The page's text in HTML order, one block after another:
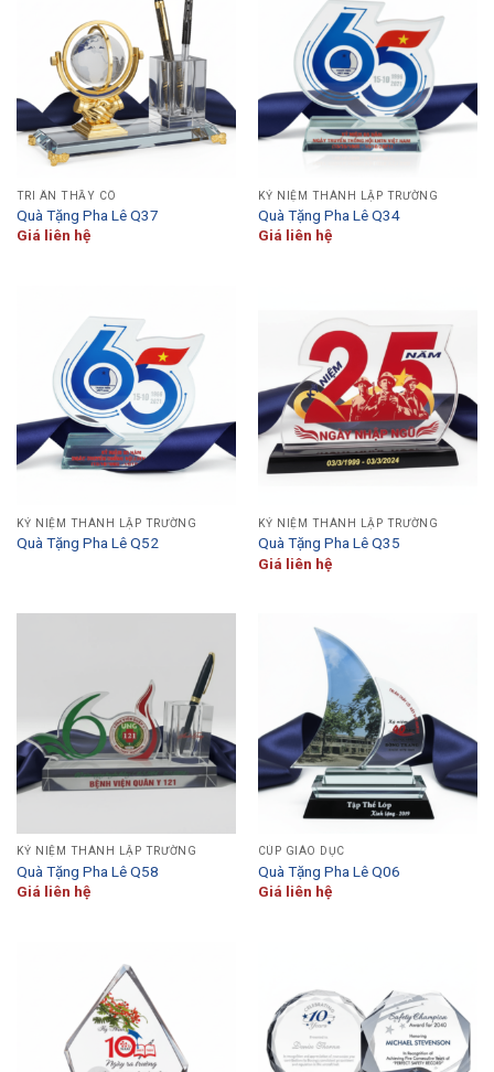
TRI ÂN THẦY CÔ
Quà Tặng Pha Lê Q37
Giá liên hệ
KỶ NIỆM THÀNH LẬP TRƯỜNG
Quà Tặng Pha Lê Q34
Giá liên hệ
KỶ NIỆM THÀNH LẬP TRƯỜNG
Quà Tặng Pha Lê Q52
KỶ NIỆM THÀNH LẬP TRƯỜNG
Quà Tặng Pha Lê Q35
Giá liên hệ
KỶ NIỆM THÀNH LẬP TRƯỜNG
Quà Tặng Pha Lê Q58
Giá liên hệ
CÚP GIÁO DỤC
Quà Tặng Pha Lê Q06
Giá liên hệ